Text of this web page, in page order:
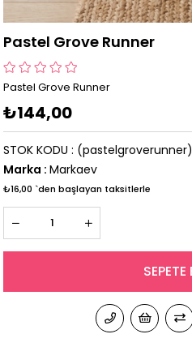
Pastel Grove Runner
Pastel Grove Runner
₺144,00
(pastelgroverunner)
STOK KODU
Marka : Markaev
₺16,00 `den başlayan taksitlerle